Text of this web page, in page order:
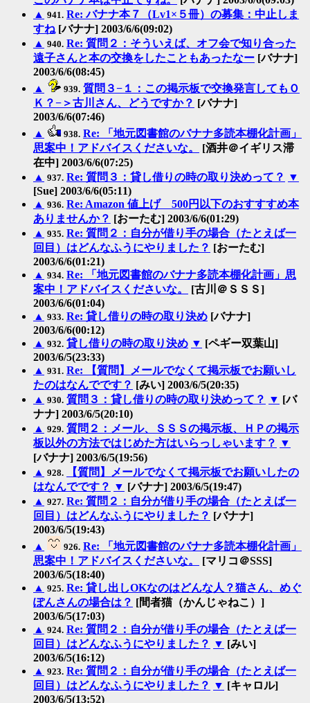
▲ 941. Re: バナナ本７（Lv1×５冊）の募集：中止しま
すね [バナナ] 2003/6/6(09:02)
▲ 940. Re: 質問２：そういえば、オフ会で知り合った
遠子さんと本の交換をしたこともあったなー [バナナ]
2003/6/6(08:45)
▲
939. 質問３−１：この掲示板で交換発言してもＯ
Ｋ？−＞古川さん、どうですか？ [バナナ]
2003/6/6(07:46)
▲
938. Re: 「地元図書館のバナナ多読本棚化計画」
思案中！アドバイスくださいな。
[酒井＠イギリス滞
在中] 2003/6/6(07:25)
▲ 937. Re: 質問３：貸し借りの時の取り決めって？ ▼
[Sue] 2003/6/6(05:11)
▲ 936. Re: Amazon 値上げ 500円以下のおすすすめ本
ありませんか？ [おーたむ] 2003/6/6(01:29)
▲ 935. Re: 質問２：自分が借り手の場合（たとえば一
回目）はどんなふうにやりました？ [おーたむ]
2003/6/6(01:21)
▲ 934. Re: 「地元図書館のバナナ多読本棚化計画」思
案中！アドバイスくださいな。
[古川＠ＳＳＳ]
2003/6/6(01:04)
▲ 933. Re: 貸し借りの時の取り決め [バナナ]
2003/6/6(00:12)
▲ 932. 貸し借りの時の取り決め ▼ [ペギー双葉山]
2003/6/5(23:33)
▲ 931. Re: 【質問】メールでなくて掲示板でお願いし
たのはなんでです？ [みい] 2003/6/5(20:35)
▲ 930. 質問３：貸し借りの時の取り決めって？ ▼ [バ
ナナ] 2003/6/5(20:10)
▲ 929. 質問２：メール、ＳＳＳの掲示板、ＨＰの掲示
板以外の方法ではじめた方はいらっしゃいます？ ▼
[バナナ] 2003/6/5(19:56)
▲ 928.
【質問】メールでなくて掲示板でお願いしたの
はなんでです？ ▼ [バナナ] 2003/6/5(19:47)
▲ 927. Re: 質問２：自分が借り手の場合（たとえば一
回目）はどんなふうにやりました？ [バナナ]
2003/6/5(19:43)
▲
926. Re: 「地元図書館のバナナ多読本棚化計画」
思案中！アドバイスくださいな。
[マリコ＠SSS]
2003/6/5(18:40)
▲ 925. Re: 貸し出しOKなのはどんな人？猫さん、めぐ
ぽんさんの場合は？ [間者猫（かんじゃねこ）]
2003/6/5(17:03)
▲ 924. Re: 質問２：自分が借り手の場合（たとえば一
回目）はどんなふうにやりました？ ▼ [みい]
2003/6/5(16:12)
▲ 923. Re: 質問２：自分が借り手の場合（たとえば一
回目）はどんなふうにやりました？ ▼ [キャロル]
2003/6/5(13:52)